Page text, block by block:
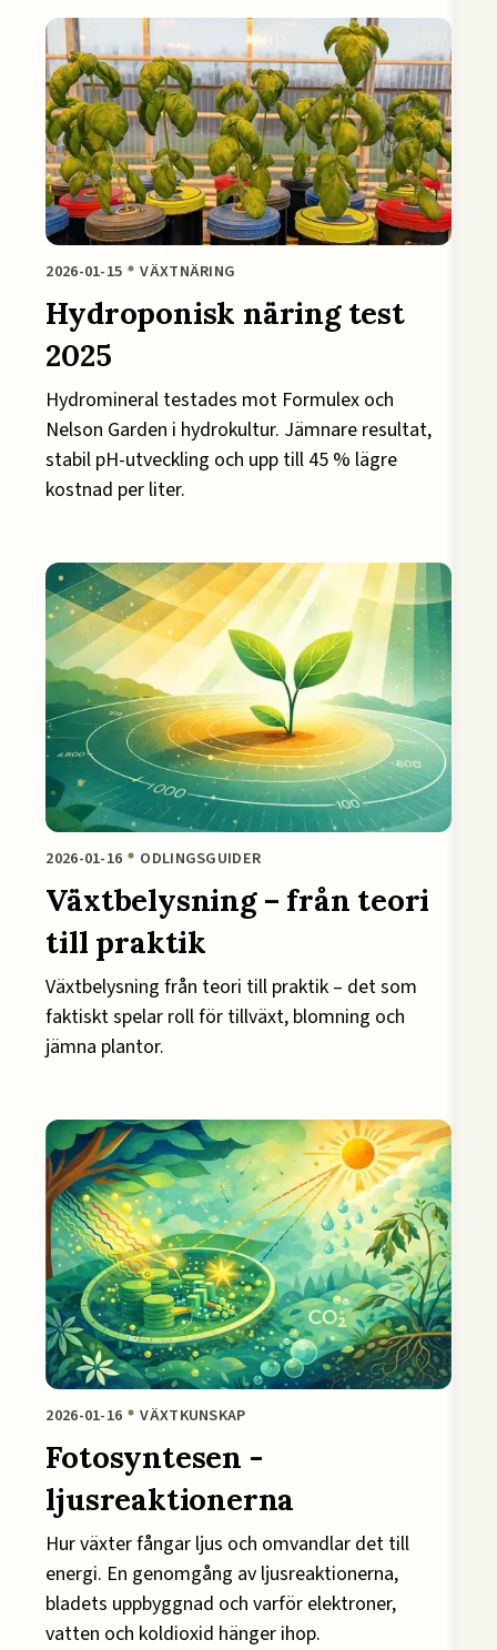
2026-01-15 VÄXTNÄRING
Hydroponisk näring test
2025
Hydromineral testades mot Formulex och
Nelson Garden i hydrokultur. Jämnare resultat,
stabil pH-utveckling och upp till 45 % lägre
kostnad per liter.
2026-01-16 ODLINGSGUIDER
Växtbelysning – från teori
till praktik
Växtbelysning från teori till praktik – det som
faktiskt spelar roll för tillväxt, blomning och
jämna plantor.
2026-01-16 VÄXTKUNSKAP
Fotosyntesen -
ljusreaktionerna
Hur växter fångar ljus och omvandlar det till
energi. En genomgång av ljusreaktionerna,
bladets uppbyggnad och varför elektroner,
vatten och koldioxid hänger ihop.